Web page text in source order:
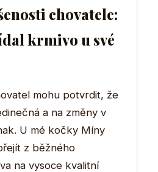
chovatele:
krmivo u své
mohu potvrdit, že
a na změny v
U mé kočky Míny
z běžného
na vysoce kvalitní